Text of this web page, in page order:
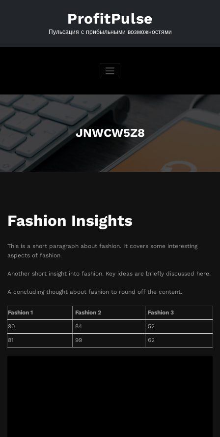
ProfitPulse
Пульсация с прибыльными возможностями
JNWCW5Z8
Fashion Insights
This is a short paragraph about fashion. It covers some interesting
aspects of fashion.
Another short insight into fashion. Key ideas are briefly discussed here.
A concluding thought about fashion to round off the content.
Fashion 1 Fashion 2
Fashion 3
90
84
52
81
99 62